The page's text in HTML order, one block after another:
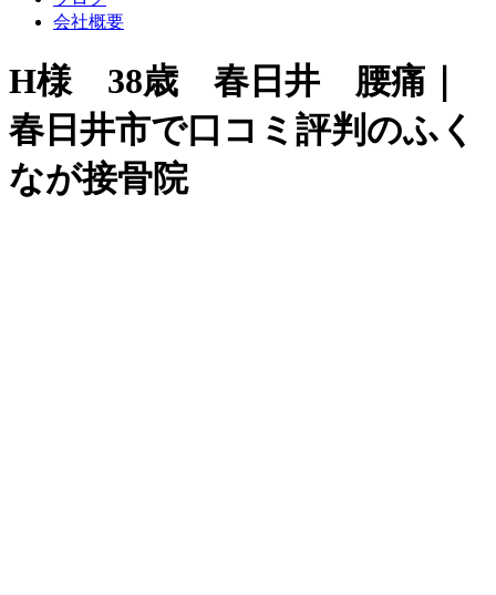
会社概要
H様 38歳 春日井 腰痛｜
春日井市で口コミ評判のふく
なが接骨院